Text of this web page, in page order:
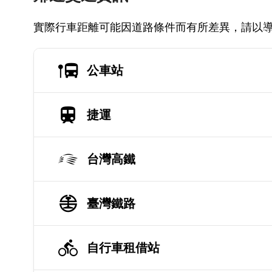
實際行車距離可能因道路條件而有所差異，請以
公車站
捷運
台灣高鐵
臺灣鐵路
自行車租借站